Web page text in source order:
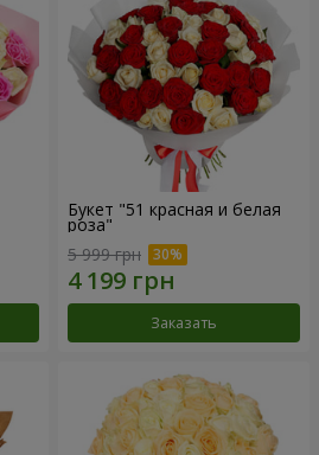
Букет "51 красная и белая
роза"
5 999 грн
Заказать